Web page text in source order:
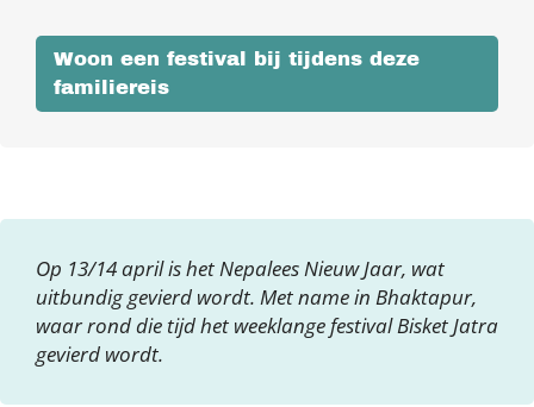
Woon een festival bij tijdens deze
familiereis
Op 13/14 april is het Nepalees Nieuw Jaar, wat
uitbundig gevierd wordt. Met name in Bhaktapur,
waar rond die tijd het weeklange festival Bisket Jatra
gevierd wordt.